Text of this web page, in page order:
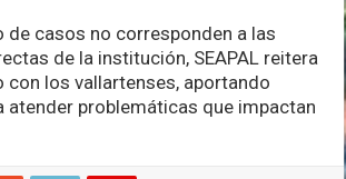
de casos no corresponden a las
de la institución, SEAPAL reitera
los vallartenses, aportando
atender problemáticas que impactan